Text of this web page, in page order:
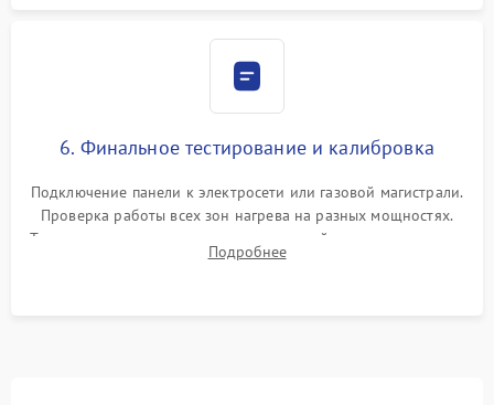
6. Финальное тестирование и калибровка
Подключение панели к электросети или газовой магистрали.
Проверка работы всех зон нагрева на разных мощностях.
Тестирование сенсорного управления, таймера, индикаторов
остаточного тепла и систем защиты от перегрева.
Подробнее